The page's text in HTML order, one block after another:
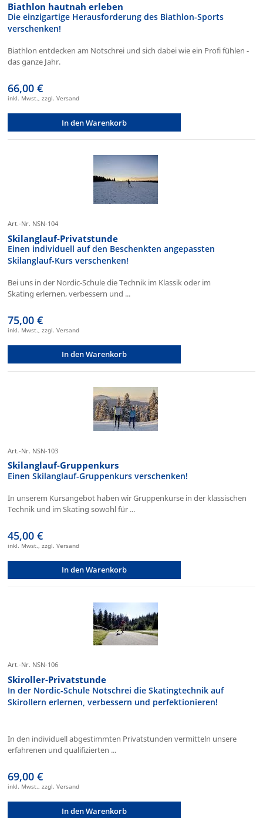
Biathlon hautnah erleben
Die einzigartige Herausforderung des Biathlon-Sports
verschenken!
Biathlon entdecken am Notschrei und sich dabei wie ein Profi fühlen -
das ganze Jahr.
66,00 €
inkl. Mwst., zzgl. Versand
In den Warenkorb
Art.-Nr. NSN-104
Skilanglauf-Privatstunde
Einen individuell auf den Beschenkten angepassten
Skilanglauf-Kurs verschenken!
Bei uns in der Nordic-Schule die Technik im Klassik oder im
Skating erlernen, verbessern und ...
75,00 €
inkl. Mwst., zzgl. Versand
In den Warenkorb
Art.-Nr. NSN-103
Skilanglauf-Gruppenkurs
Einen Skilanglauf-Gruppenkurs verschenken!
In unserem Kursangebot haben wir Gruppenkurse in der klassischen
Technik und im Skating sowohl für ...
45,00 €
inkl. Mwst., zzgl. Versand
In den Warenkorb
Art.-Nr. NSN-106
Skiroller-Privatstunde
In der Nordic-Schule Notschrei die Skatingtechnik auf
Skirollern erlernen, verbessern und perfektionieren!
In den individuell abgestimmten Privatstunden vermitteln unsere
erfahrenen und qualifizierten ...
69,00 €
inkl. Mwst., zzgl. Versand
In den Warenkorb